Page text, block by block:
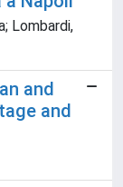
Lombardi,
and
and